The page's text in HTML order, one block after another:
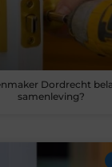
Dordrecht
samenleving?